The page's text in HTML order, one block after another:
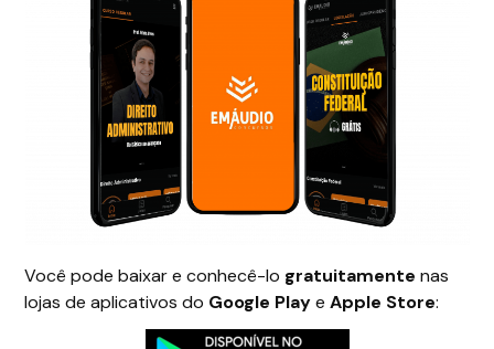
Você pode baixar e conhecê-lo gratuitamente nas
lojas de aplicativos do Google PlayeApple Store: